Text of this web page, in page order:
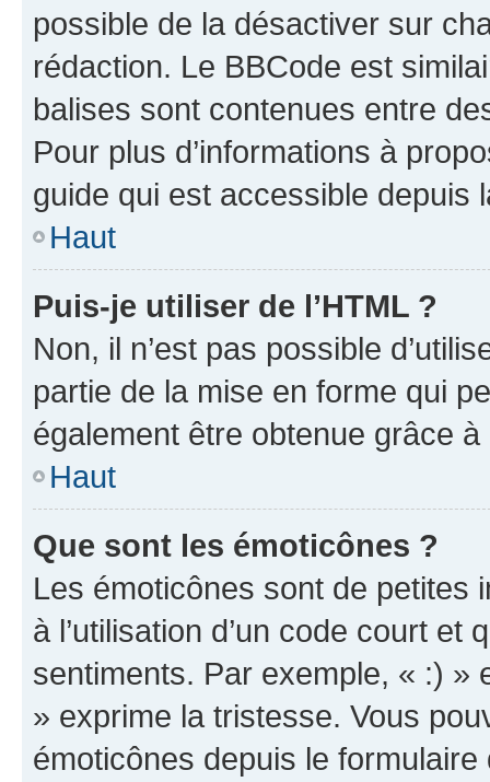
possible de la désactiver sur
rédaction. Le BBCode est
balises sont contenues entre
Pour plus d’informations à
guide qui est accessible depuis
Haut
Puis-je utiliser de l’HTML ?
Non, il n’est pas possible
partie de la mise en forme qui
également être obtenue grâce à
Haut
Que sont les émoticônes ?
Les émoticônes sont de petites
à l’utilisation d’un code court et
sentiments. Par exemple, « :) »
» exprime la tristesse. Vous
émoticônes depuis le